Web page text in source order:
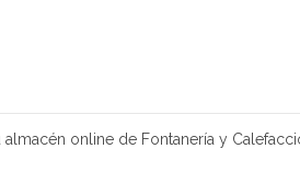
almacén online de Fontanería y